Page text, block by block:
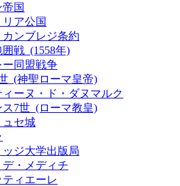
国
ア公国
カンブレジ条約
戦_(1558年)
ー同盟戦争
_(神聖ローマ皇帝)
ィーヌ・ド・ダヌマルク
ス7世_(ローマ教皇)
ュセ城
ッジ大学出版局
デ・メディチ
ィエーレ